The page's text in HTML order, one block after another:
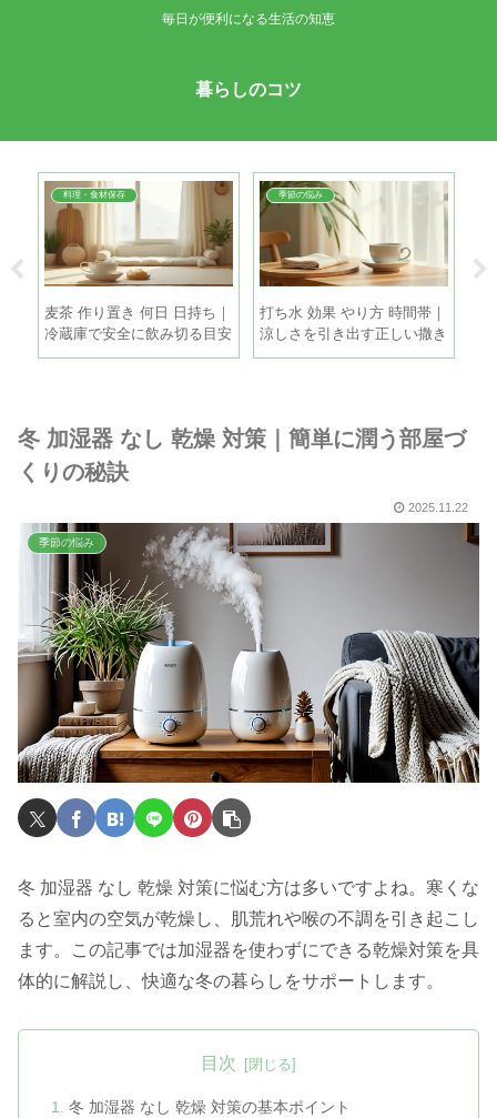
毎日が便利になる生活の知恵
暮らしのコツ
料理・食材保存
麦茶 作り置き 何日 日持ち｜
冷蔵庫で安全に飲み切る目安
と保存のコツ
季節の悩み
打ち水 効果 やり方 時間帯｜
涼しさを引き出す正しい撒き
方と注意点
冬 加湿器 なし 乾燥 対策｜簡単に潤う部屋づ
くりの秘訣
2025.11.22
季節の悩み
冬 加湿器 なし 乾燥 対策に悩む方は多いですよね。寒くな
ると室内の空気が乾燥し、肌荒れや喉の不調を引き起こし
ます。この記事では加湿器を使わずにできる乾燥対策を具
体的に解説し、快適な冬の暮らしをサポートします。
目次
冬 加湿器 なし 乾燥 対策の基本ポイント